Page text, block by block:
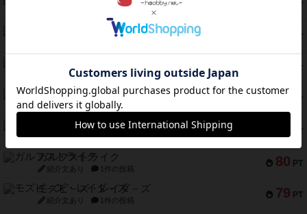
PT
PT
ドブル：ポケットモンスター
PT
紹介文なし 5件の投稿
94 PT
ファースト・イン・フライト
紹介文あり 3件の投稿
PT
ダイススローン
紹介文なし 1件の投稿
80 PT
ガルフストライク
紹介文あり 1件の投稿
79 PT
モズビ－ズ・レイダ－ズ
紹介文あり 1件の投稿